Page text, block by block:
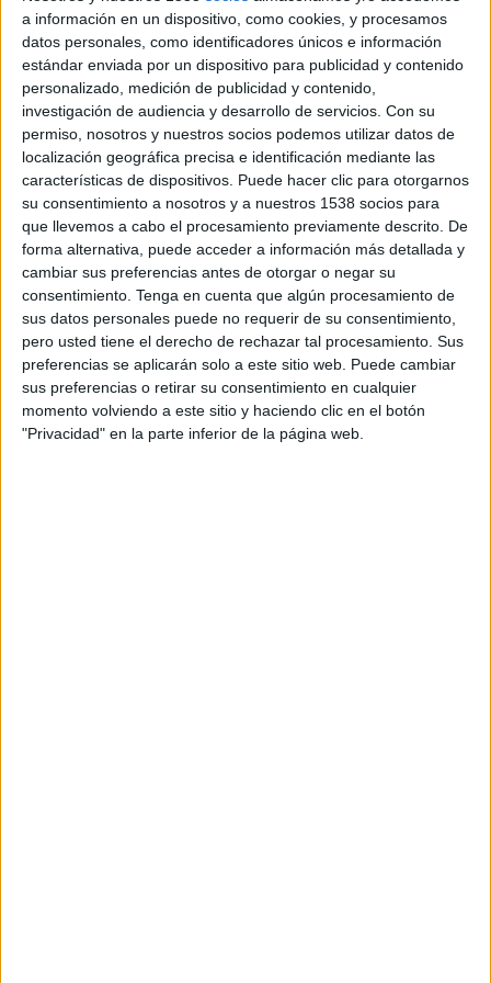
a información en un dispositivo, como cookies, y procesamos
datos personales, como identificadores únicos e información
estándar enviada por un dispositivo para publicidad y contenido
personalizado, medición de publicidad y contenido,
investigación de audiencia y desarrollo de servicios. Con su
permiso, nosotros y nuestros socios podemos utilizar datos de
localización geográfica precisa e identificación mediante las
características de dispositivos. Puede hacer clic para otorgarnos
su consentimiento a nosotros y a nuestros 1538 socios para
que llevemos a cabo el procesamiento previamente descrito. De
forma alternativa, puede acceder a información más detallada y
cambiar sus preferencias antes de otorgar o negar su
consentimiento. Tenga en cuenta que algún procesamiento de
sus datos personales puede no requerir de su consentimiento,
pero usted tiene el derecho de rechazar tal procesamiento. Sus
preferencias se aplicarán solo a este sitio web. Puede cambiar
sus preferencias o retirar su consentimiento en cualquier
momento volviendo a este sitio y haciendo clic en el botón
"Privacidad" en la parte inferior de la página web.
impulsores de la Academia de la Publicidad en
2009. En 2014 fue nombrado Académico de
Honor de la institución.
Nacido en 1936 Campisábalos, de la provincia de
Guadalajara, se licenció en Derecho y se graduó
en Administración de Empresas. Fue pionero de
un perfil de profesional nuevo en su momento en
la publicidad española y su labor ha tenido un
profundo impacto como motor muy variadas
iniciativas que han contribuido a hacer de ella
una profesión más importante y reconocida.
Inicia su labor profesional en el año 1962 en la
agencia Publinsa Kenyon & Eckhardt, lo que le
permite pasar, en 1963 y 1964, unos cuantos
meses en la oficina central de la multinacional en
la neoyorkina Madison Avenue, calle donde
coinciden las más grandes agencias mundiales del